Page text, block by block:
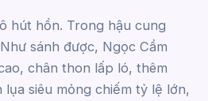
hút hồn. Trong hậu cung
sánh được, Ngọc Cầm
chân thon lấp ló, thêm
lụa siêu mỏng chiếm tỷ lệ lớn,